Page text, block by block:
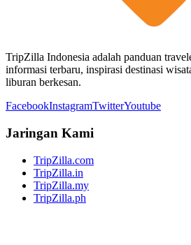
TripZilla Indonesia adalah panduan
informasi terbaru, inspirasi destinasi
liburan berkesan.
FacebookInstagramTwitterYoutube
Jaringan Kami
TripZilla.com
TripZilla.in
TripZilla.my
TripZilla.ph